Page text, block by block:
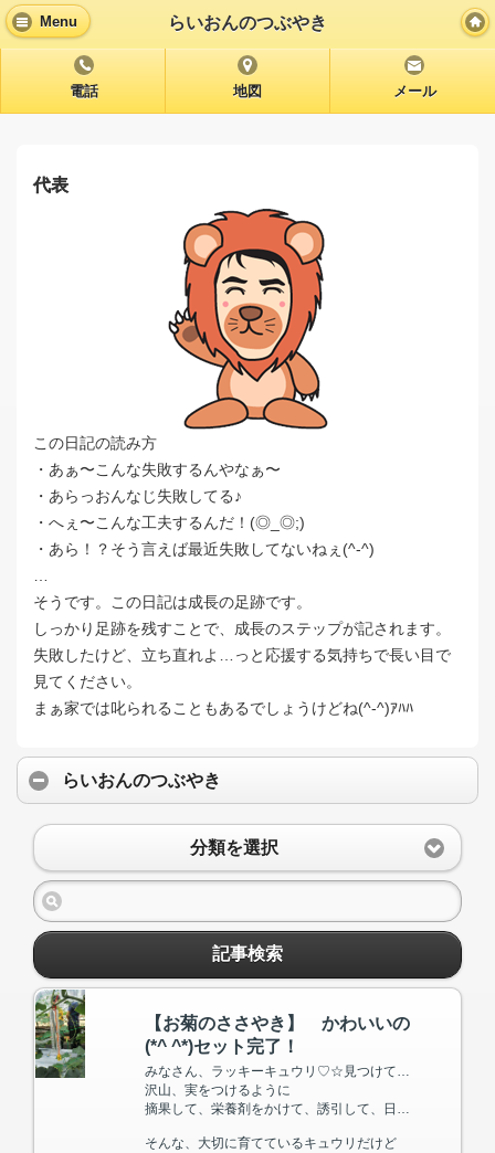
Menu らいおんのつぶやき
電話 地図 メール
代表
この日記の読み方
・あぁ〜こんな失敗するんやなぁ〜
・あらっおんなじ失敗してる♪
・へぇ〜こんな工夫するんだ！(◎_◎;)
・あら！？そう言えば最近失敗してないねぇ(^-^)
…
そうです。この日記は成長の足跡です。
しっかり足跡を残すことで、成長のステップが記されます。
失敗したけど、立ち直れよ…っと応援する気持ちで長い目で
見てください。
まぁ家では叱られることもあるでしょうけどね(^-^)ｱﾊﾊ
らいおんのつぶやき
分類を選択
記事検索
【お菊のささやき】 かわいいの
(*^ ^*)セット完了！
みなさん、ラッキーキュウリ♡☆見つけていただけましたか？
沢山、実をつけるように
摘果して、栄養剤をかけて、誘引して、日々愛情をかけて育てています。
そんな、大切に育てているキュウリだけど